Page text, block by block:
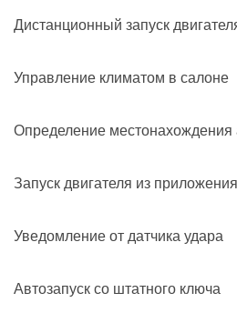
Дистанционный запуск
Управление климатом в салоне
Определение местонахождения
Запуск двигателя из приложения
Уведомление от датчика удара
Автозапуск со штатного ключа